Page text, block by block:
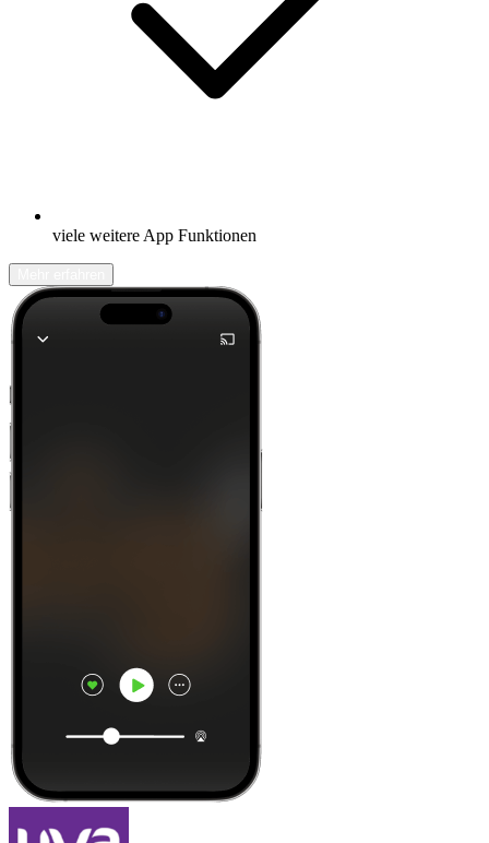
viele weitere App Funktionen